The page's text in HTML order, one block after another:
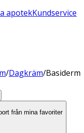
apotekKundservice
/Dagkräm/Basiderm
från mina favoriter